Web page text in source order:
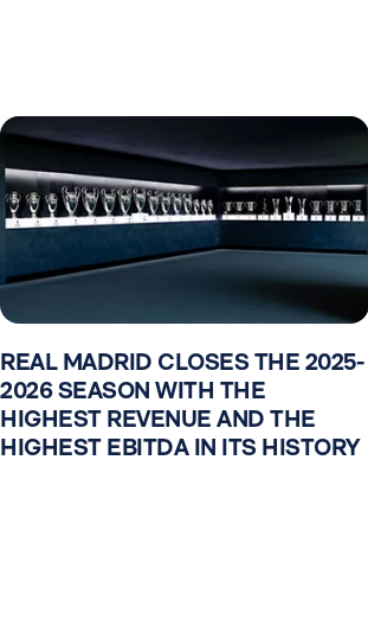
REAL MADRID CLOSES THE 2025-
2026 SEASON WITH THE
HIGHEST REVENUE AND THE
HIGHEST EBITDA IN ITS HISTORY